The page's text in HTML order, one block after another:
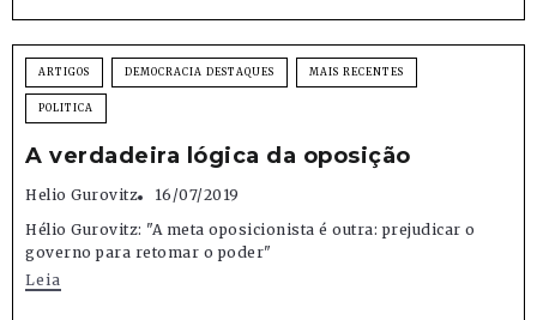
ARTIGOS DEMOCRACIA DESTAQUES MAIS RECENTES
POLITICA
A verdadeira lógica da oposição
Helio Gurovitz
16/07/2019
Hélio Gurovitz: "A meta oposicionista é outra: prejudicar o
governo para retomar o poder"
Leia